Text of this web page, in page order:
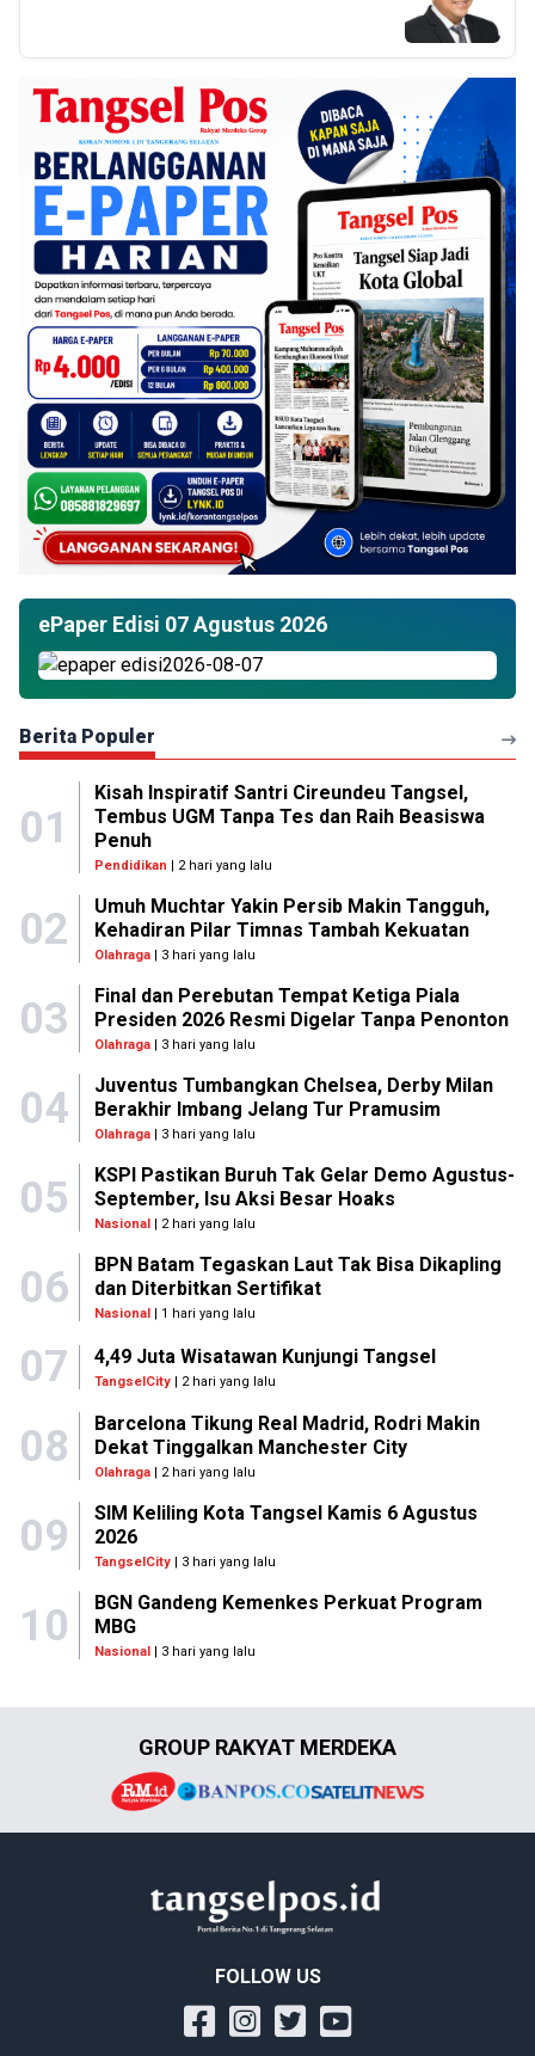
ePaper Edisi 07 Agustus 2026
Berita Populer
01
Kisah Inspiratif Santri Cireundeu Tangsel,
Tembus UGM Tanpa Tes dan Raih Beasiswa
Penuh
Pendidikan | 2 hari yang lalu
02
Umuh Muchtar Yakin Persib Makin Tangguh,
Kehadiran Pilar Timnas Tambah Kekuatan
Olahraga| 3 hari yang lalu
03
Final dan Perebutan Tempat Ketiga Piala
Presiden 2026 Resmi Digelar Tanpa Penonton
Olahraga| 3 hari yang lalu
04
Juventus Tumbangkan Chelsea, Derby Milan
Berakhir Imbang Jelang Tur Pramusim
Olahraga| 3 hari yang lalu
05
KSPI Pastikan Buruh Tak Gelar Demo Agustus-
September, Isu Aksi Besar Hoaks
Nasional| 2 hari yang lalu
06
BPN Batam Tegaskan Laut Tak Bisa Dikapling
dan Diterbitkan Sertifikat
Nasional| 1 hari yang lalu
07 4,49 Juta Wisatawan Kunjungi Tangsel
TangselCity | 2 hari yang lalu
08
Barcelona Tikung Real Madrid, Rodri Makin
Dekat Tinggalkan Manchester City
Olahraga| 2 hari yang lalu
09
SIM Keliling Kota Tangsel Kamis 6 Agustus
2026
TangselCity| 3 hari yang lalu
10
BGN Gandeng Kemenkes Perkuat Program
MBG
Nasional| 3 hari yang lalu
GROUP RAKYAT MERDEKA
FOLLOW US